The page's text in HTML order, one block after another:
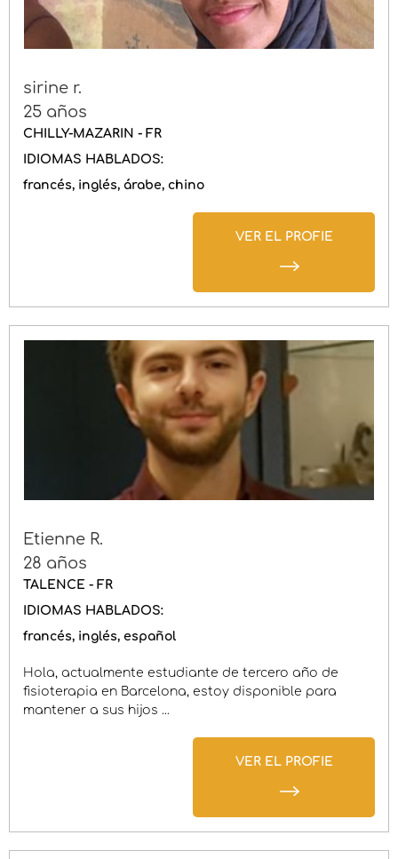
sirine r.
25 años
CHILLY-MAZARIN - FR
IDIOMAS HABLADOS:
francés inglés árabe chino
Etienne R.
28 años
TALENCE - FR
IDIOMAS HABLADOS:
francés inglés español
Hola, actualmente estudiante de tercero año de
fisioterapia en Barcelona, estoy disponible para
mantener a sus hijos ...